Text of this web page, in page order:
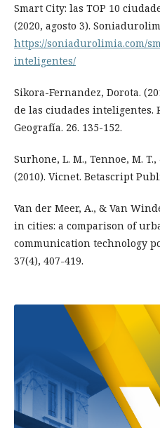
Smart City: las TOP 10
(2020, agosto 3).
https://soniadurolimia.com/
inteligentes/
Sikora-Fernandez, Dorota.
de las ciudades inteligentes.
Geografía. 26. 135-152.
Surhone, L. M., Tennoe, M. T.,
(2010). Vicnet. Betascript
Van der Meer, A., & Van
in cities: a comparison of
communication technology
37(4), 407-419.